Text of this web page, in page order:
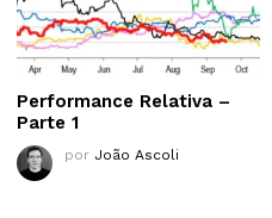
Performance Relativa –
Parte 1
por João Ascoli